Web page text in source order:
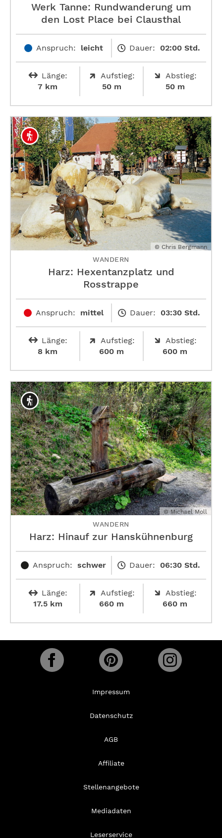
Werk Tanne: Rundwanderung um
den Lost Place bei Clausthal
Anspruch: leicht Dauer: 02:00 Std.
Länge:
7 km
Aufstieg:
50 m
Abstieg:
50 m
© Chris Bergmann
WANDERN
Harz: Hexentanzplatz und
Rosstrappe
Anspruch: mittel Dauer: 03:30 Std.
Länge:
8 km
Aufstieg:
600 m
Abstieg:
600 m
© Michael Moll
WANDERN
Harz: Hinauf zur ­Hanskühnenburg
Anspruch: schwer Dauer: 06:30 Std.
Länge:
17.5 km
Aufstieg:
660 m
Abstieg:
660 m
Impressum
Datenschutz
AGB
Affiliate
Stellenangebote
Mediadaten
Leserservice